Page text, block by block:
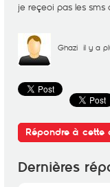
je reçeoi pas les sms
Ghazi il y a
Répondre à cette
Dernières